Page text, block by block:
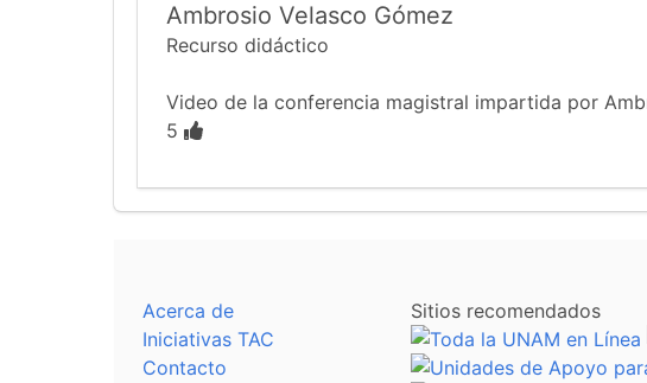
Ambrosio Velasco Gómez
Recurso didáctico
Video de la conferencia magistral impartida por
5
Acerca de
Iniciativas TAC
Contacto
Sitios recomendados